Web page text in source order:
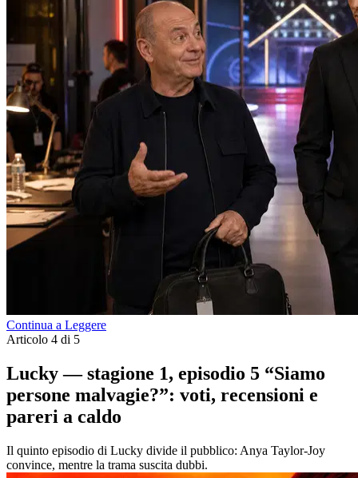
Continua a Leggere
Articolo 4 di 5
Lucky — stagione 1, episodio 5 “Siamo
persone malvagie?”: voti, recensioni e
pareri a caldo
Il quinto episodio di Lucky divide il pubblico: Anya Taylor-Joy
convince, mentre la trama suscita dubbi.